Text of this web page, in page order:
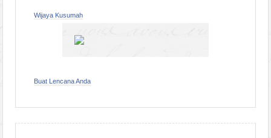
Wijaya Kusumah
Buat Lencana Anda